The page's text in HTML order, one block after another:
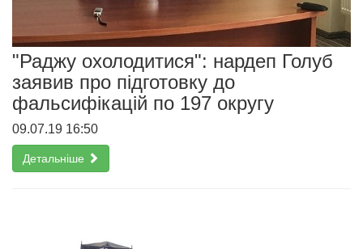
"Раджу охолодитися": нардеп Голуб
заявив про підготовку до
фальсифікацій по 197 округу
09.07.19 16:50
Детальніше